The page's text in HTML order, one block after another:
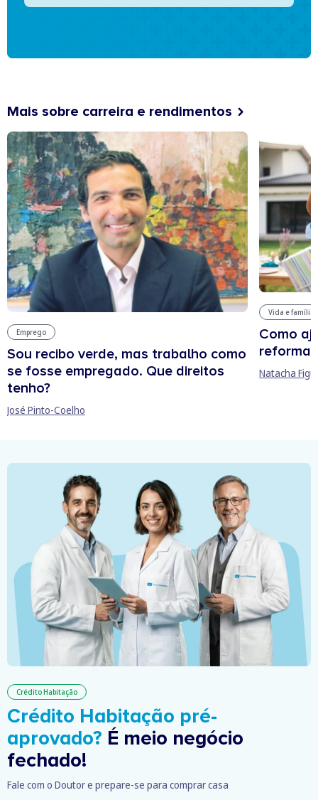
Mais sobre carreira e rendimentos
Emprego
Sou recibo verde, mas trabalho como
se fosse empregado. Que direitos
tenho?
José Pinto-Coelho
Vida e família
Como
reforma
Natacha
Crédito Habitação
Crédito Habitação pré-
aprovado? É meio negócio
fechado!
Fale com o Doutor e prepare-se para comprar casa